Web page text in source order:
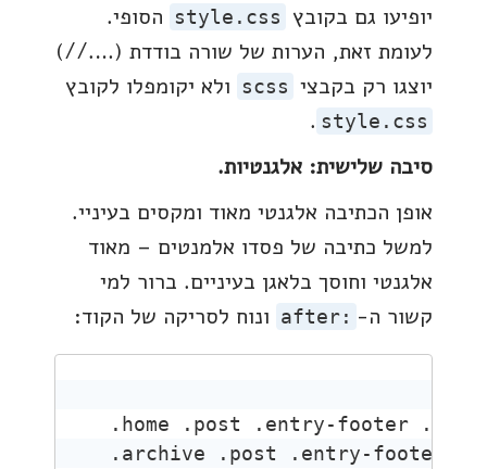
יופיעו גם בקובץ
style.css הסופי.
לעומת זאת, הערות של שורה בודדת (….//)
יוצגו רק בקבצי scss ולא יקומפלו לקובץ
style.css
.
סיבה שלישית: אלגנטיות.
אופן הכתיבה אלגנטי מאוד ומקסים בעיניי.
למשל כתיבה של פסדו אלמנטים – מאוד
אלגנטי וחוסך בלאגן בעיניים. ברור למי
קשור ה- after: ונוח לסריקה של הקוד:
.home .post .entry-footer
.archive .post .entry-footer